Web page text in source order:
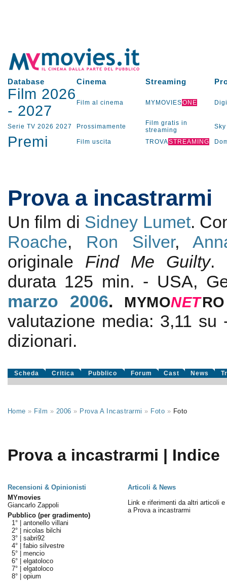
Database Cinema Streaming
Film 2026
- 2027 Film al cinema MYMOVIESONE
Serie TV 2026 2027 Prossimamente
Film gratis in
streaming
Sky
Premi Film uscita TROVASTREAMING
Prova a incastrarmi
Un film di Sidney Lumet.
Roache, Ron Silver,
originale Find Me Guilty.
durata 125 min. - USA,
marzo 2006. MYMONETRO
valutazione media: 3,11 su
dizionari.
Scheda Critica Pubblico Forum Cast News
Home » Film » 2006 » Prova A Incastrarmi » Foto » Foto
Prova a incastrarmi | Indice
Recensioni & Opinionisti
Articoli & News
MYmovies
Giancarlo Zappoli
Pubblico (per gradimento)
1° | antonello villani
2° | nicolas bilchi
3° | sabri92
4° | fabio silvestre
5° | mencio
6° | elgatoloco
7° | elgatoloco
8° | opium
Link e riferimenti da altri articoli e
a Prova a incastrarmi